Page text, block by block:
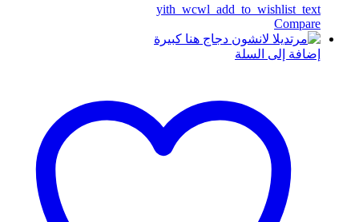
yith_wcwl_add_to_wishlist_text
Compare
إضافة إلى السلة